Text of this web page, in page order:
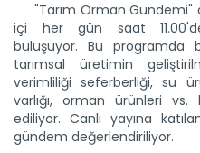
"Tarım Orman Gündemi"
içi her gün saat
buluşuyor. Bu programda
tarımsal üretimin
verimliliği seferberliği, su
varlığı, orman ürünleri
ediliyor. Canlı yayına
gündem değerlendiriliyor.
Tarım Orman Gündemi
“Tarım Orman Gündemi”
Devamını Oku ->